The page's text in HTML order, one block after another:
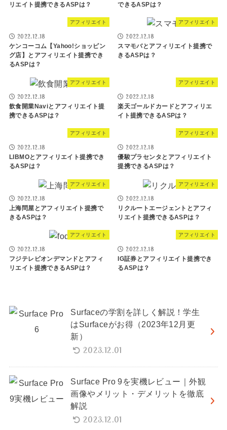
リエイト提携できるASPは？
できるASPは？
アフィリエイト
2022.12.18
ケンコーコム【Yahoo!ショッピン
グ店】とアフィリエイト提携でき
るASPは？
アフィリエイト
2022.12.18
スマモバとアフィリエイト提携で
きるASPは？
アフィリエイト
2022.12.18
飲食開業Naviとアフィリエイト提
携できるASPは？
アフィリエイト
2022.12.18
楽天ゴールドカードとアフィリエ
イト提携できるASPは？
アフィリエイト
2022.12.18
LIBMOとアフィリエイト提携でき
るASPは？
アフィリエイト
2022.12.18
優駿プラセンタとアフィリエイト
提携できるASPは？
アフィリエイト
2022.12.18
上海問屋とアフィリエイト提携で
きるASPは？
アフィリエイト
2022.12.18
リクルートエージェントとアフィ
リエイト提携できるASPは？
アフィリエイト
2022.12.18
フジテレビオンデマンドとアフィ
リエイト提携できるASPは？
アフィリエイト
2022.12.18
IG証券とアフィリエイト提携でき
るASPは？
Surfaceの学割を詳しく解説！学生
はSurfaceがお得（2023年12月更
新）
2023.12.01
Surface Pro 9を実機レビュー｜外観
画像やメリット・デメリットを徹底
解説
2023.12.01